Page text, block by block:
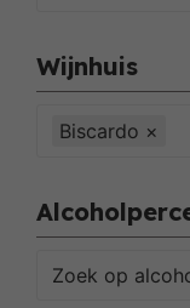
Wijnhuis
Biscardo ×
Zoek op